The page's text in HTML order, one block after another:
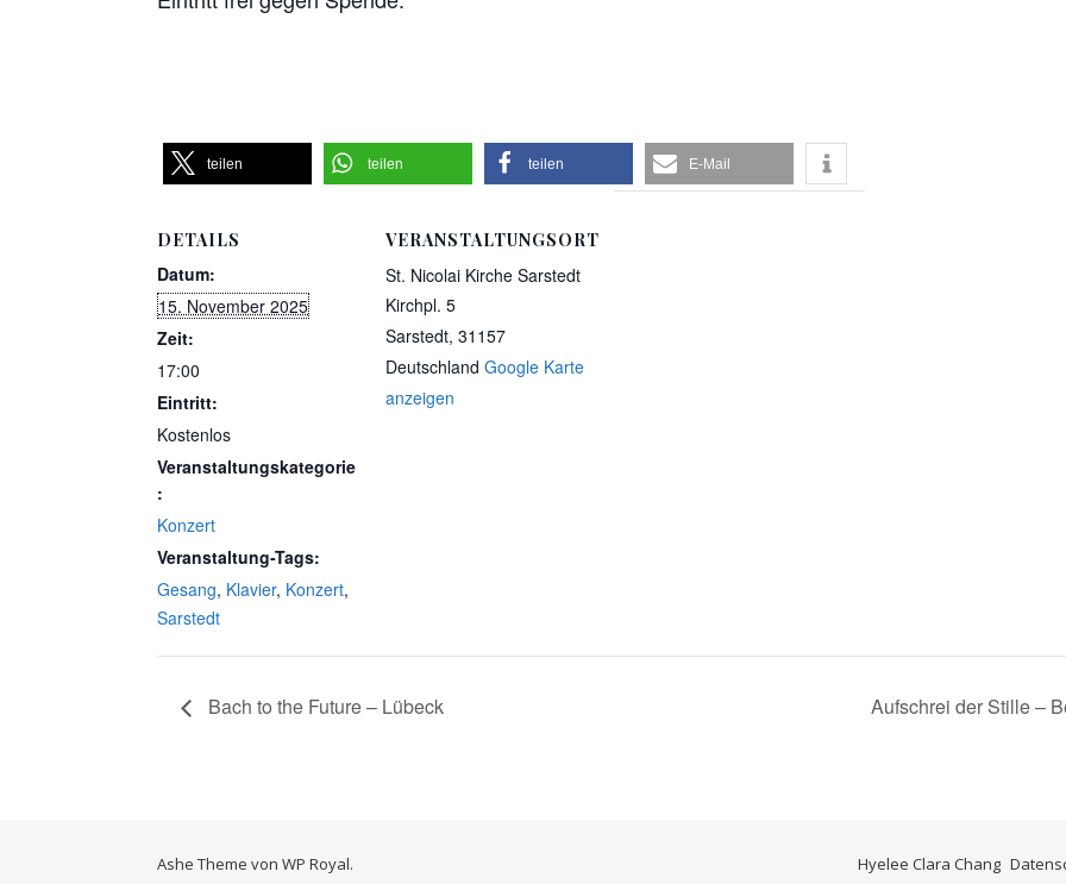
teilen teilen teilen E-Mail
DETAILS
Datum:
15. November 2025
Zeit:
17:00
Eintritt:
Kostenlos
Veranstaltungskategorie
:
Konzert
Veranstaltung-Tags:
Gesang, Klavier, Konzert,
Sarstedt
VERANSTALTUNGSORT
St. Nicolai Kirche Sarstedt
Kirchpl. 5
Sarstedt, 31157
Deutschland Google Karte
anzeigen
Bach to the Future – Lübeck Aufschrei der Stille –
Hyelee Clara Chang
Ashe Theme von WP Royal.